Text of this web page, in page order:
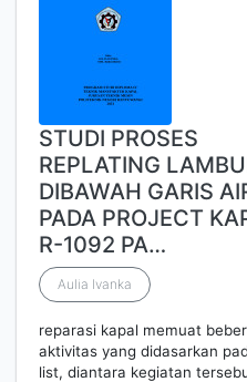
STUDI PROSES
REPLATING
DIBAWAH GARIS
PADA PROJECT
R-1092 PA…
Aulia Ivanka
reparasi kapal memuat
aktivitas yang didasarkan
list, diantara kegiatan